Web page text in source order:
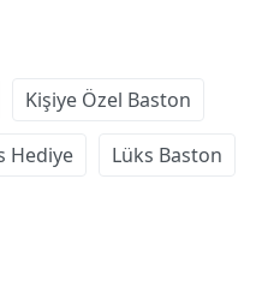
Kişiye Özel Baston
Hediye Lüks Baston